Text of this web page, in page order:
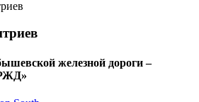
железной дороги –